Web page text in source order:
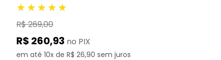
★★★★★
R$ 269,00
R$ 260,93 no PIX
em até 10x de R$ 26,90 sem juros